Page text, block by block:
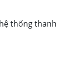
thống thanh